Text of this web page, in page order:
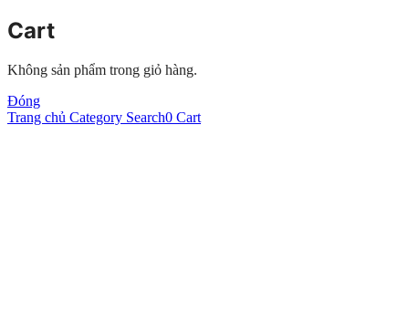
Cart
Không sản phẩm trong giỏ hàng.
Đóng
Trang chủ Category Search0 Cart